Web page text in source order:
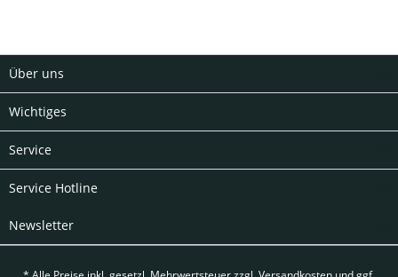
Über uns
Wichtiges
Service
Service Hotline
Newsletter